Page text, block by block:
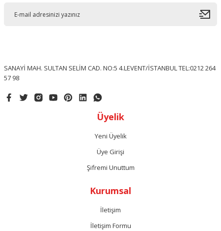
SANAYİ MAH. SULTAN SELİM CAD. NO:5 4.LEVENT/İSTANBUL TEL:0212 264
57 98
Üyelik
Yeni Üyelik
Üye Girişi
Şifremi Unuttum
Kurumsal
İletişim
İletişim Formu